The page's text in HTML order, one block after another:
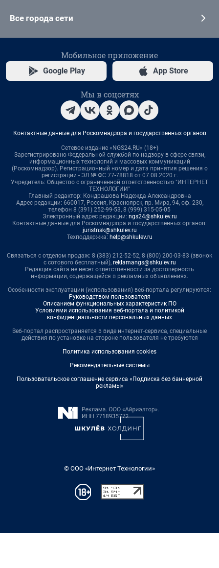
Все города сети
Мобильное приложение
Google Play App Store
Мы в соцсетях
Контактные данные для Роскомнадзора и государственных органов
Сетевое издание «NGS24.RU» (18+)
Зарегистрировано Федеральной службой по надзору в сфере связи,
информационных технологий и массовых коммуникаций
(Роскомнадзор). Регистрационный номер и дата принятия решения о
регистрации - ЭЛ № ФС 77-78818 от 07.08.2020 г.
Учредитель: Общество с ограниченной ответственностью "ИНТЕРНЕТ
ТЕХНОЛОГИИ"
Главный редактор: Кондрашова Надежда Александровна
Адрес редакции: 660017, Россия, Красноярск, пр. Мира, 94, оф. 230,
телефон 8 (391) 252-99-53, 8 (999) 315-05-05
Электронный адрес редакции: ngs24@shkulev.ru
Контактные данные для Роскомнадзора и государственных органов:
juristnsk@shkulev.ru
Техподдержка: help@shkulev.ru
Связаться с отделом продаж: 8 (383) 212-52-52, 8 (800) 200-03-83 (звонок
с сотового бесплатный), reklamangs@shkulev.ru
Редакция сайта не несет ответственности за достоверность
информации, содержащейся в рекламных объявлениях.
Особенности эксплуатации (использования) веб-портала регулируются:
Руководством пользователя
Описанием функциональных характеристик ПО
Условиями использования веб-портала и политикой
конфиденциальности персональных данных
Веб-портал распространяется в виде интернет-сервиса, специальные
действия по установке на стороне пользователя не требуются
Политика использования cookies
Рекомендательные системы
Пользовательское соглашение сервиса «Подписка без баннерной
рекламы»
© ООО «Интернет Технологии»